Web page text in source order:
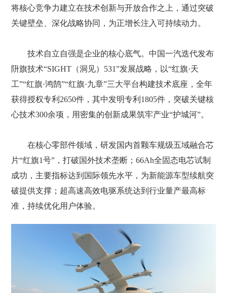
将核心竞争力建立在技术创新与开放合作之上，通过突破
关键壁垒、深化战略协同，为正增长注入可持续动力。
技术自立自强是企业的核心底气。中国一汽迭代发布
阩旗技术“SIGHT（洞见）531”发展战略，以“红旗·天
工”“红旗·鸿鹄”“红旗·九章”三大平台构建技术底座，全年
获得授权专利2650件，其中发明专利1805件，突破关键核
心技术300余项，用密集的创新成果筑牢产业“护城河”。
在核心零部件领域，研发国内首颗车规级五域融合芯
片“红旗1号”，打破国外技术垄断；66Ah全固态电芯试制
成功，主要指标达到国际领先水平，为新能源车型续航突
破提供支撑；超高速高效电驱系统达到行业量产最高标
准，持续优化用户体验。